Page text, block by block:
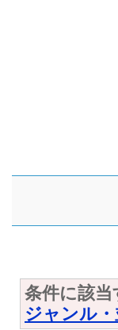
条件に該
ジャンル